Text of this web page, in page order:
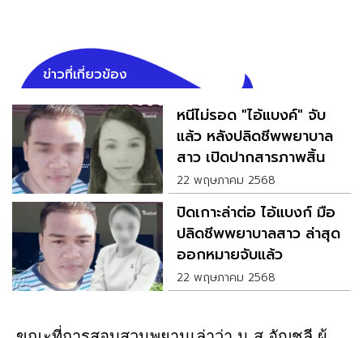
ข่าวที่เกี่ยวข้อง
หนีไม่รอด "ไอ้แบงค์" จับ
แล้ว หลังปลิดชีพพยาบาล
สาว เปิดปากสารภาพสิ้น
22 พฤษภาคม 2568
ปิดเกาะล่าต่อ ไอ้แบงก์ มือ
ปลิดชีพพยาบาลสาว ล่าสุด
ออกหมายจับแล้ว
22 พฤษภาคม 2568